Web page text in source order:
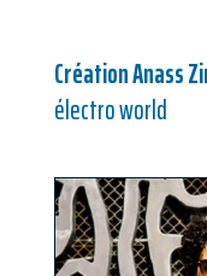
Création Anass
électro world